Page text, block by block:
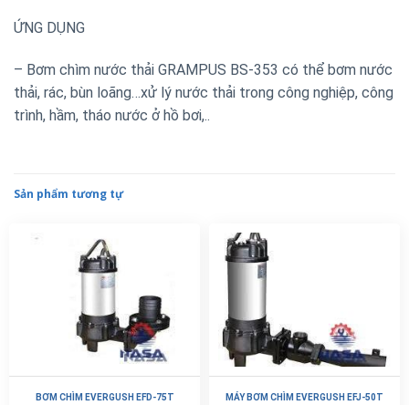
ỨNG DỤNG
– Bơm chìm nước thải GRAMPUS BS-353 có thể bơm nước
thải, rác, bùn loãng…xử lý nước thải trong công nghiệp, công
trình, hầm, tháo nước ở hồ bơi,..
Sản phẩm tương tự
BƠM CHÌM EVERGUSH EFD-75T MÁY BƠM CHÌM EVERGUSH EFJ-50T